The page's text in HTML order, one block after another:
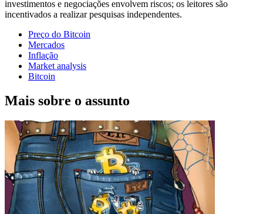
investimentos e negociações envolvem riscos; os leitores são
incentivados a realizar pesquisas independentes.
Preço do Bitcoin
Mercados
Inflação
Market analysis
Bitcoin
Mais sobre o assunto